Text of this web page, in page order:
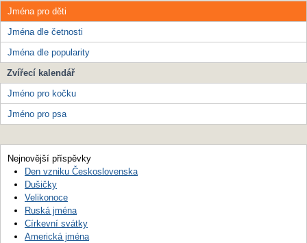
Jména pro děti
Jména dle četnosti
Jména dle popularity
Zvířecí kalendář
Jméno pro kočku
Jméno pro psa
Nejnovější příspěvky
Den vzniku Československa
Dušičky
Velikonoce
Ruská jména
Církevní svátky
Americká jména